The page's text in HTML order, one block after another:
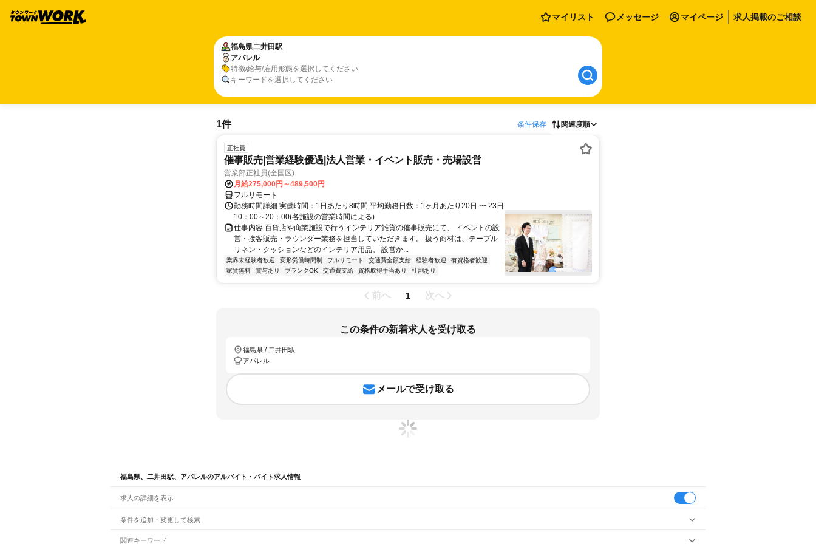
マイリスト メッセージ マイページ 求人掲載のご相談
福島県二井田駅
アパレル
特徴/給与/雇用形態を選択してください
キーワードを選択してください
1件 条件保存 関連度順
正社員
催事販売|営業経験優遇|法人営業・イベント販売・売場設営
営業部正社員(全国区)
月給275,000円～489,500円
フルリモート
勤務時間詳細 実働時間：1日あたり8時間 平均勤務日数：1ヶ月あたり20日 〜 23日
10：00～20：00(各施設の営業時間による)
仕事内容 百貨店や商業施設で行うインテリア雑貨の催事販売にて、 イベントの設
営・接客販売・ラウンダー業務を担当していただきます。 扱う商材は、テーブル
リネン・クッションなどのインテリア用品。 設営か...
業界未経験者歓迎 変形労働時間制 フルリモート 交通費全額支給 経験者歓迎
有資格者歓迎
家賃無料
賞与あり ブランクOK 交通費支給 資格取得手当あり 社割あり
前へ 1 次へ
この条件の新着求人を受け取る
福島県 / 二井田駅
アパレル
メールで受け取る
福島県、二井田駅、アパレルのアルバイト・バイト求人情報
求人の詳細を表示
条件を追加・変更して検索
市区町村を追加・変更
関連キーワード